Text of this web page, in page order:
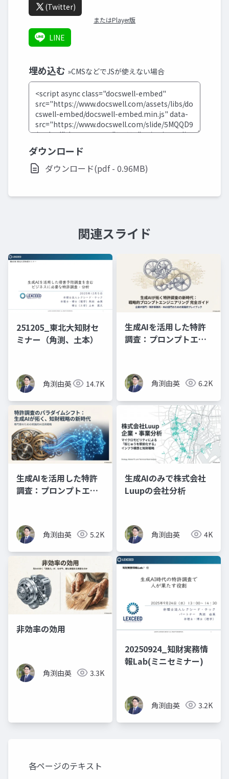
(Twitter)
またはPlayer版
LINE
埋め込む »CMSなどでJSが使えない場合
ダウンロード
ダウンロード(pdf - 0.96MB)
関連スライド
251205_東北大知財セ
ミナー（角渕、土本）
角渕由英 14.7K
生成AIを活用した特許
調査：プロンプトエン
角渕由英 6.2K
生成AIを活用した特許
調査：プロンプトエン
角渕由英 5.2K
生成AIのみで株式会社
Luupの会社分析
角渕由英 4K
非効率の効用
角渕由英 3.3K
20250924_知財実務情
報Lab(ミニセミナー)
角渕由英 3.2K
各ページのテキスト